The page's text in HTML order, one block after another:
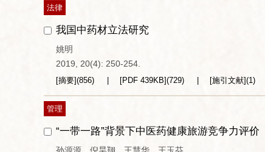
法律
我国中药材立法研究
姚明
2019, 20(4): 250-254.
[摘要](856) [PDF 439KB](729) [施引文献](1)
管理
“一带一路”背景下中医药健康旅游竞争力评价